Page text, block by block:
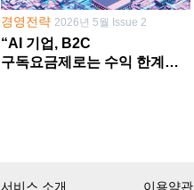
경영전략 2026년 5월 Issue 2
“AI 기업, B2C
구독요금제로는 수익 한계
서비스 소개 이용약관